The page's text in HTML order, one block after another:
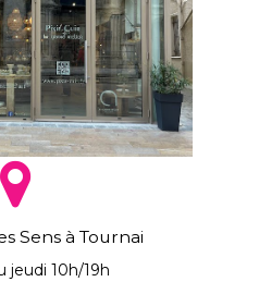
Sens à Tournai
jeudi 10h/19h